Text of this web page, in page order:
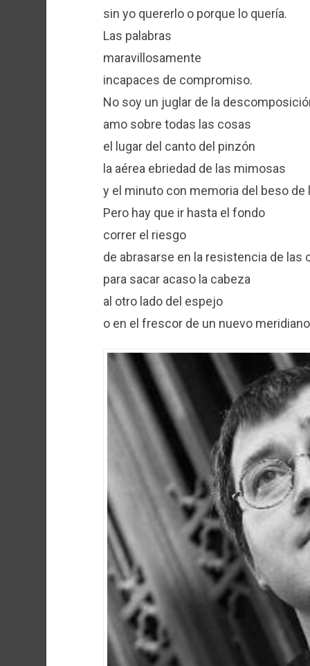
sin yo quererlo o porque lo quería.
Las palabras
maravillosamente
incapaces de compromiso.
No soy un juglar de la
amo sobre todas las cosas
el lugar del canto del pinzón
la aérea ebriedad de las mimosas
y el minuto con memoria del beso de
Pero hay que ir hasta el fondo
correr el riesgo
de abrasarse en la resistencia de las
para sacar acaso la cabeza
al otro lado del espejo
o en el frescor de un nuevo